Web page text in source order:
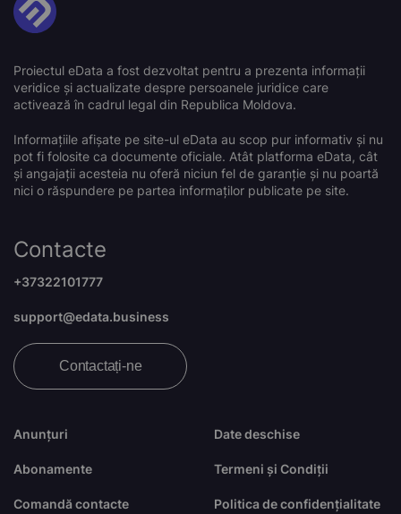
Proiectul eData a fost dezvoltat pentru a prezenta informații
veridice și actualizate despre persoanele juridice care
activează în cadrul legal din Republica Moldova.
Informațiile afișate pe site-ul eData au scop pur informativ și nu
pot fi folosite ca documente oficiale. Atât platforma eData, cât
și angajații acesteia nu oferă niciun fel de garanție și nu poartă
nici o răspundere pe partea informaților publicate pe site.
Anunțuri
Abonamente
Comandă contacte
Date deschise
Termeni și Condiții
Politica de confidențialitate
Contacte
+37322101777
support@edata.business
Contactați-ne